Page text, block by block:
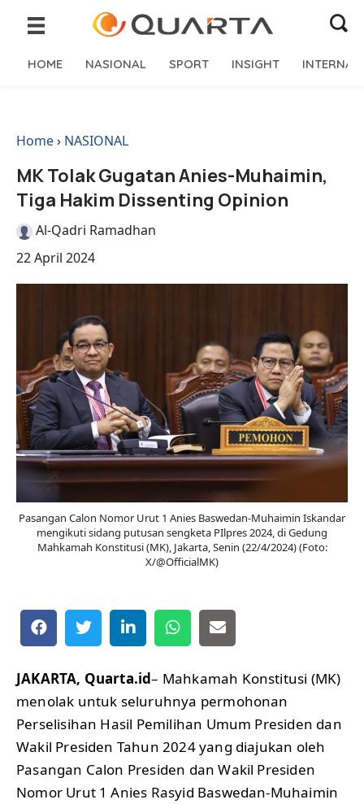
HOME NASIONAL SPORT INSIGHT
Home› NASIONAL
MK Tolak Gugatan Anies-Muhaimin,
Tiga Hakim Dissenting Opinion
Al-Qadri Ramadhan
22 April 2024
Pasangan Calon Nomor Urut 1 Anies Baswedan-Muhaimin Iskandar
mengikuti sidang putusan sengketa PIlpres 2024, di Gedung
Mahkamah Konstitusi (MK), Jakarta, Senin (22/4/2024) (Foto:
X/@OfficialMK)
JAKARTA, Quarta.id– Mahkamah Konstitusi (MK)
menolak untuk seluruhnya permohonan
Perselisihan Hasil Pemilihan Umum Presiden dan
Wakil Presiden Tahun 2024 yang diajukan oleh
Pasangan Calon Presiden dan Wakil Presiden
Nomor Urut 1 Anies Rasyid Baswedan-Muhaimin